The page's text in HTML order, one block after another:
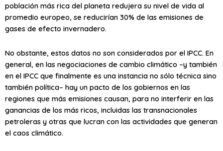
población más rica del planeta redujera su nivel de vida al
promedio europeo, se reducirían 30% de las emisiones de
gases de efecto invernadero.
No obstante, estos datos no son considerados por el IPCC. En
general, en las negociaciones de cambio climático –y también
en el IPCC que finalmente es una instancia no sólo técnica sino
también política– hay un pacto de los gobiernos en las
regiones que más emisiones causan, para no interferir en las
ganancias de los más ricos, incluidas las transnacionales
petroleras y otras que lucran con las actividades que generan
el caos climático.